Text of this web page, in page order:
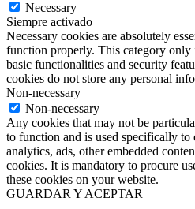
Necessary
Siempre activado
Necessary cookies are absolutely
function properly. This category only
basic functionalities and security
cookies do not store any personal
Non-necessary
Non-necessary
Any cookies that may not be
to function and is used specifically to
analytics, ads, other embedded
cookies. It is mandatory to procure
these cookies on your website.
GUARDAR Y ACEPTAR